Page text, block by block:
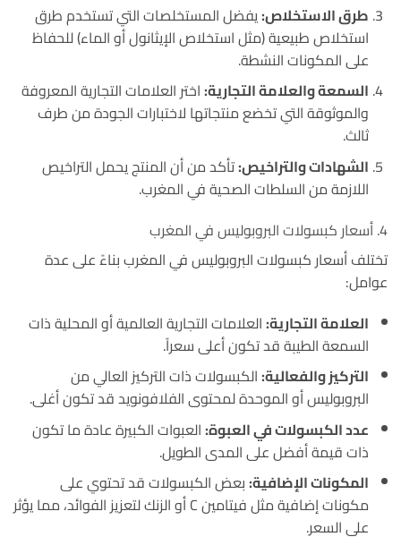
طرق الاستخلاص:يفضل المستخلصات التي تستخدم طرق
استخلاص طبيعية (مثل استخلاص الإيثانول أو الماء) للحفاظ
على المكونات النشطة.
السمعة والعلامة التجارية:اختر العلامات التجارية المعروفة
والموثوقة التي تخضع منتجاتها لاختبارات الجودة من طرف
ثالث.
الشهادات والتراخيص:تأكد من أن المنتج يحمل التراخيص
اللازمة من السلطات الصحية في المغرب.
4. أسعار كبسولات البروبوليس في المغرب
تختلف أسعار كبسولات البروبوليس في المغرب بناءً على عدة
عوامل:
العلامة التجارية:العلامات التجارية العالمية أو المحلية ذات
السمعة الطيبة قد تكون أعلى سعراً.
التركيز والفعالية:الكبسولات ذات التركيز العالي من
البروبوليس أو الموحدة لمحتوى الفلافونويد قد تكون أغلى.
عدد الكبسولات في العبوة:العبوات الكبيرة عادة ما تكون
ذات قيمة أفضل على المدى الطويل.
المكونات الإضافية:بعض الكبسولات قد تحتوي على
مكونات إضافية مثل فيتامين C أو الزنك لتعزيز الفوائد، مما يؤثر
على السعر.